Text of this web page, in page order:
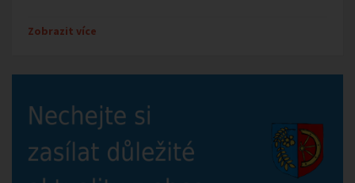
Zobrazit více